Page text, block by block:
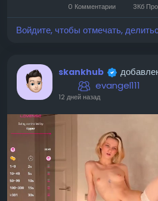
0 Комментарии 3Кб
Войдите, чтобы отмечать,
skankhub
evangel111
12 дней назад